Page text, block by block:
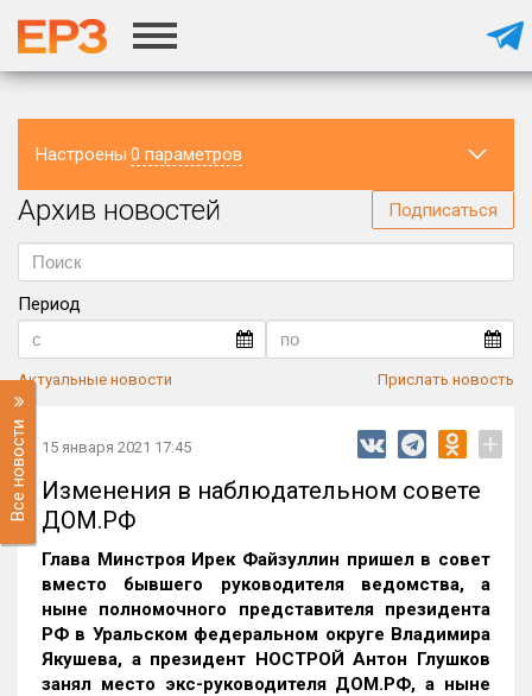
Настроены 0 параметров
Регион
Архив новостей Подписаться
Период
Актуальные новости Прислать новость
Все новости 15 января 2021 17:45 +
Изменения в наблюдательном совете
ДОМ.РФ
Глава Минстроя Ирек Файзуллин пришел в совет
вместо бывшего руководителя ведомства, а
ныне полномочного представителя президента
РФ в Уральском федеральном округе Владимира
Якушева, а президент НОСТРОЙ Антон Глушков
занял место экс-руководителя ДОМ.РФ, а ныне